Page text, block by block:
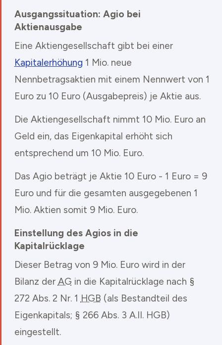
Ausgangssituation: Agio bei
Aktienausgabe
Eine Aktiengesellschaft gibt bei einer
Kapitalerhöhung 1 Mio. neue
Nennbetragsaktien mit einem Nennwert von 1
Euro zu 10 Euro (Ausgabepreis) je Aktie aus.
Die Aktiengesellschaft nimmt 10 Mio. Euro an
Geld ein, das Eigenkapital erhöht sich
entsprechend um 10 Mio. Euro.
Das Agio beträgt je Aktie 10 Euro - 1 Euro = 9
Euro und für die gesamten ausgegebenen 1
Mio. Aktien somit 9 Mio. Euro.
Einstellung des Agios in die
Kapitalrücklage
Dieser Betrag von 9 Mio. Euro wird in der
Bilanz der AG in die Kapitalrücklage nach §
272 Abs. 2 Nr. 1 HGB (als Bestandteil des
Eigenkapitals; § 266 Abs. 3 A.II. HGB)
eingestellt.